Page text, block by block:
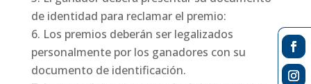
de identidad para reclamar el premio:
Los premios deberán ser legalizados
personalmente por los ganadores con su
documento de identificación.